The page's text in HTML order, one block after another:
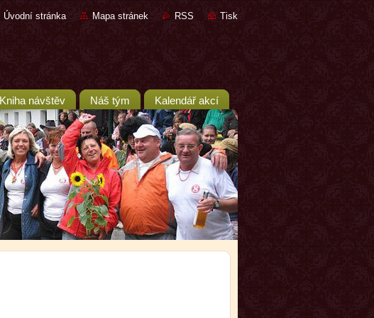
Úvodní stránka Mapa stránek RSS Tisk
Kniha návštěv Náš tým Kalendář akcí